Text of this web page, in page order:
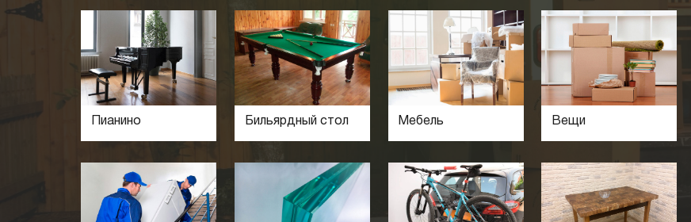
Пианино Бильярдный стол Мебель Вещи